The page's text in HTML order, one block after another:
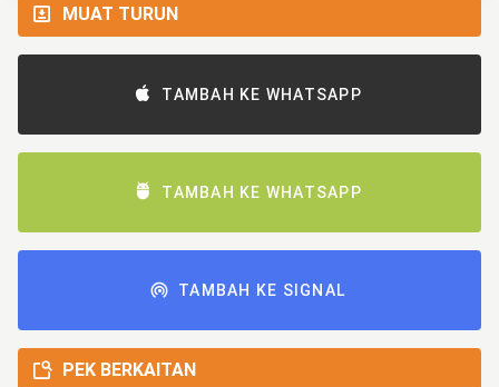
MUAT TURUN
TAMBAH KE WHATSAPP
TAMBAH KE WHATSAPP
TAMBAH KE SIGNAL
PEK BERKAITAN